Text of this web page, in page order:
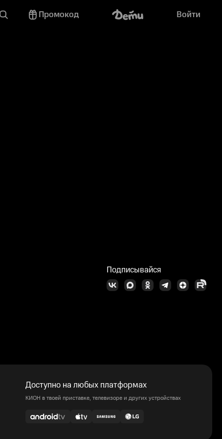
Промокод Войти
Подписывайся
Доступно на любых платформах
КИОН в твоей приставке, телевизоре и других устройствах